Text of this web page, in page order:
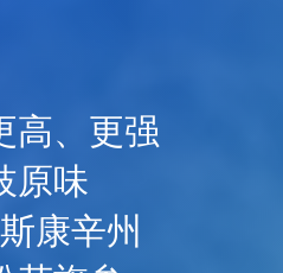
高、更强
原味
康辛州